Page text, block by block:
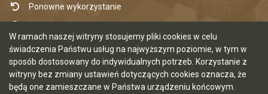
W ramach naszej witryny stosujemy pliki cookies w celu
świadczenia Państwu usług na najwyższym poziomie, w tym w
sposób dostosowany do indywidualnych potrzeb. Korzystanie z
witryny bez zmiany ustawień dotyczących cookies oznacza, że
będą one zamieszczane w Państwa urządzeniu końcowym.
Ponowne wykorzystanie
Mapa serwisu
Instrukcja obsługi
Statystyki oglądalności